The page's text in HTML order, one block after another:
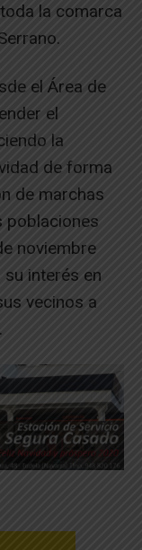
la comarca
el Área de
el
la
de forma
de marchas
poblaciones
noviembre
interés en
vecinos a